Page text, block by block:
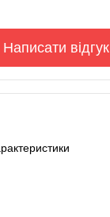
Написати відгук